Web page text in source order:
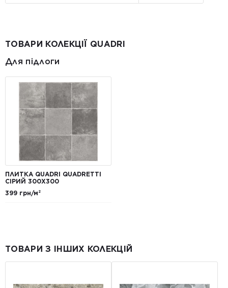
ТОВАРИ КОЛЕКЦІЇ QUADRI
Для підлоги
ПЛИТКА QUADRI QUADRETTI
СІРИЙ 300X300
399 грн/м²
ТОВАРИ З ІНШИХ КОЛЕКЦІЙ